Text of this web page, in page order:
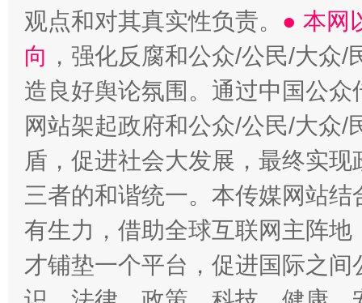
观点和对其真实性负责。 ● 本网
向 ，强化反腐和公众/公民/大众
造良好舆论氛围。通过中国公
网站架起政府和公众/公民/大众
盾，促进社会大发展，最终实
三者的和谐统一。本传媒网站
有生力，借助全球互联网主阵
才铺垫一个平台，促进国际之